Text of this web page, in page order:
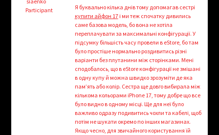
Login/Create Account
Participant
Я буквально кілька днів тому допомагав сестрі
купити айфон 17і ми теж спочатку дивились
саме базова модель, бо вона не хотіла
переплачувати за максимальні конфігурації. У
підсумку більшість часу провели в eStore, бо там
було простіше нормально роздивитись різні
варіанти без плутанини між сторінками. Мені
сподобалось, що в eStore конфігурації не змішані
в одну купу й можна швидко зрозуміти де яка
пам’ять або колір. Сестра ще довго вибирала між
кількома кольорами iPhone 17, тому добре що все
було видно в одному місці. Ще для неї було
важливо одразу подивитись чохли та кабелі, щоб
потім не шукати окремо по інших магазинах.
Якщо чесно, для звичайного користування їй